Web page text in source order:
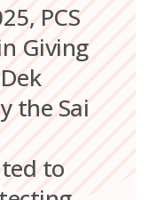
PCS
Giving
the Sai
to